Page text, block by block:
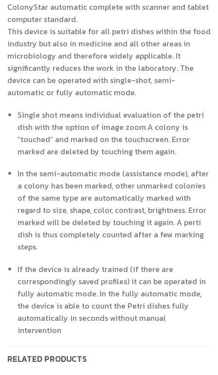
ColonyStar automatic complete with scanner and tablet
computer standard.
This device is suitable for all petri dishes within the food
industry but also in medicine and all other areas in
microbiology and therefore widely applicable. It
significantly reduces the work in the laboratory. The
device can be operated with single-shot, semi-
automatic or fully automatic mode.
Single shot means individual evaluation of the petri
dish with the option of image zoom.A colony is
“touched” and marked on the touchscreen. Error
marked are deleted by touching them again.
In the semi-automatic mode (assistance mode), after
a colony has been marked, other unmarked colonies
of the same type are automatically marked with
regard to size, shape, color, contrast, brightness. Error
marked will be deleted by touching it again. A perti
dish is thus completely counted after a few marking
steps.
If the device is already trained (if there are
correspondingly saved profiles) it can be operated in
fully automatic mode. In the fully automatic mode,
the device is able to count the Petri dishes fully
automatically in seconds without manual
intervention
RELATED PRODUCTS